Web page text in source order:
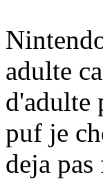
adulte
d'adulte
puf je
deja